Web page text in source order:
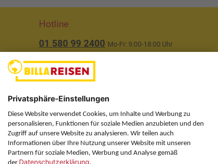
Hotline
01 580 99 2400 Mo-Fr: 9:00-18:00 Uhr
Über uns
Service
Information
Folgen Sie uns auf